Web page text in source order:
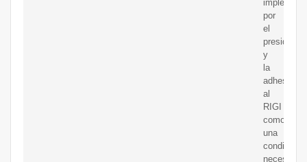
por
el
presidente,
y
la
adhesión
al
RIGI
como
una
condición
necesaria